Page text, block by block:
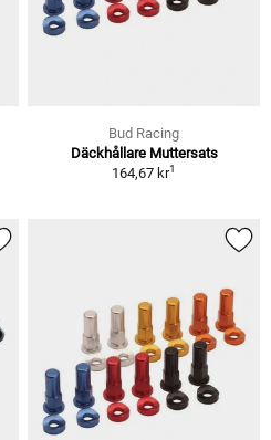
Bud Racing
Däckhållare Muttersats
164,67 kr1